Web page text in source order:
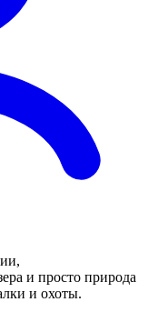
и просто природа
и охоты.